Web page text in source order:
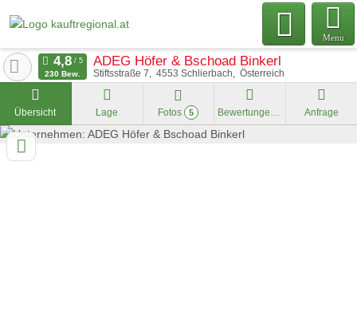
Menu
ADEG Höfer & Bschoad Binkerl
Stiftsstraße 7 4553 Schlierbach Österreich
230 Bew.
Übersicht Lage Fotos 5 Bewertungen Anfrage